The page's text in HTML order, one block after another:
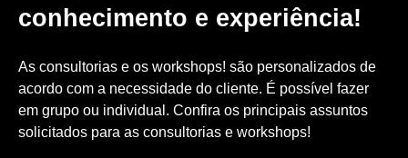
conhecimento e experiência!
As consultorias e os workshops! são personalizados de
acordo com a necessidade do cliente. É possível fazer
em grupo ou individual. Confira os principais assuntos
solicitados para as consultorias e workshops!